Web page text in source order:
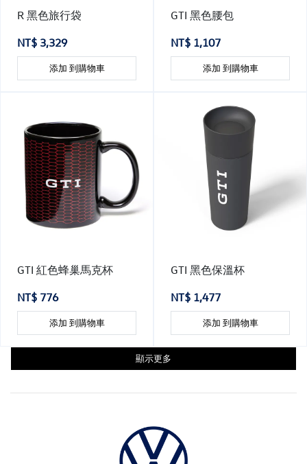
R 黑色旅行袋
NT$ 3,329
添加 到購物車
GTI 黑色腰包
NT$ 1,107
添加 到購物車
GTI 紅色蜂巢馬克杯
NT$ 776
添加 到購物車
GTI 黑色保溫杯
NT$ 1,477
添加 到購物車
顯示更多